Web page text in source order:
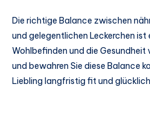
Die richtige Balance zwischen
und gelegentlichen Leckerchen
Wohlbefinden und die Gesundheit
und bewahren Sie diese Balance
Liebling langfristig fit und